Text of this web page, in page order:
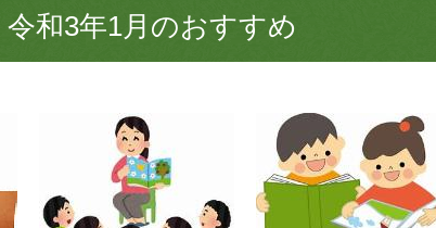
和3年1月のおすすめ